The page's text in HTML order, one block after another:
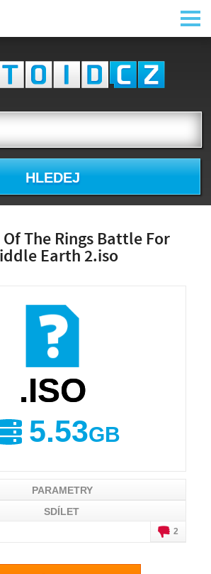
HLEDEJ
The Rings Battle For
Earth 2.iso
5.53GB
.ISO
PARAMETRY
SDÍLET
2